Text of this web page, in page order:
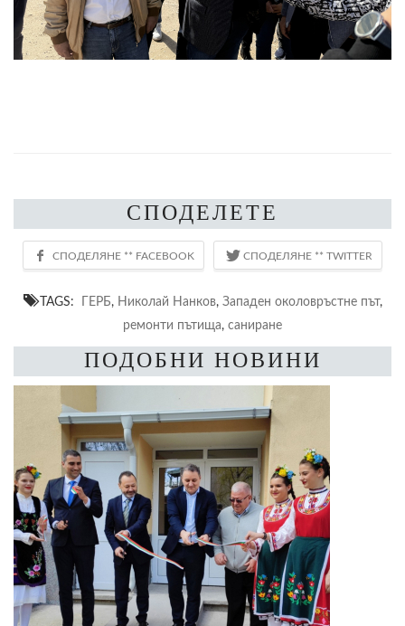
СПОДЕЛЕТЕ
TAGS: ГЕРБ, Николай Нанков, Западен околовръстне път,
ремонти пътища, саниране
ПОДОБНИ НОВИНИ